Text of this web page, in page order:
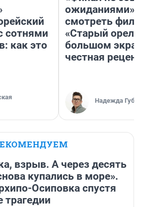
сотнями
как это
ожиданиями»:
смотреть
«Старый орел»
большом
честная
Надежда
взрыв. А через десять
купались в море».
Осиповка спустя
трагедии